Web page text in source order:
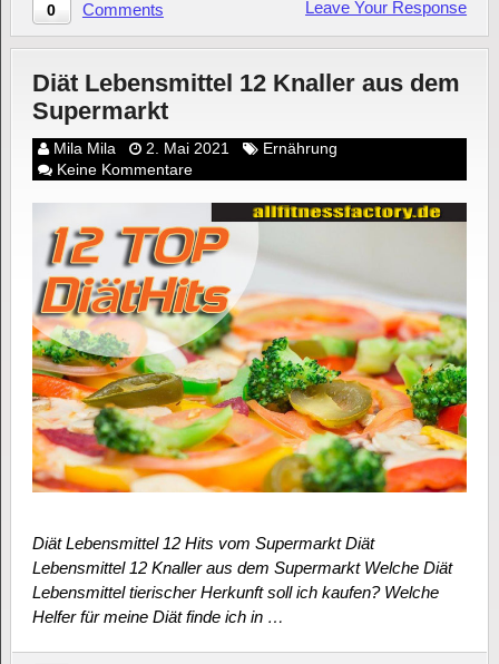
0 Comments Leave Your Response
Diät Lebensmittel 12 Knaller aus dem
Supermarkt
Mila Mila 2. Mai 2021
Ernährung
Keine Kommentare
Diät Lebensmittel 12 Hits vom Supermarkt Diät
Lebensmittel 12 Knaller aus dem Supermarkt Welche Diät
Lebensmittel tierischer Herkunft soll ich kaufen? Welche
Helfer für meine Diät finde ich in …